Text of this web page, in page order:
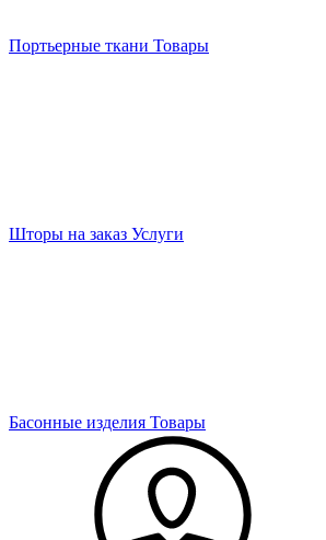
Портьерные ткани Товары
Шторы на заказ Услуги
Басонные изделия Товары